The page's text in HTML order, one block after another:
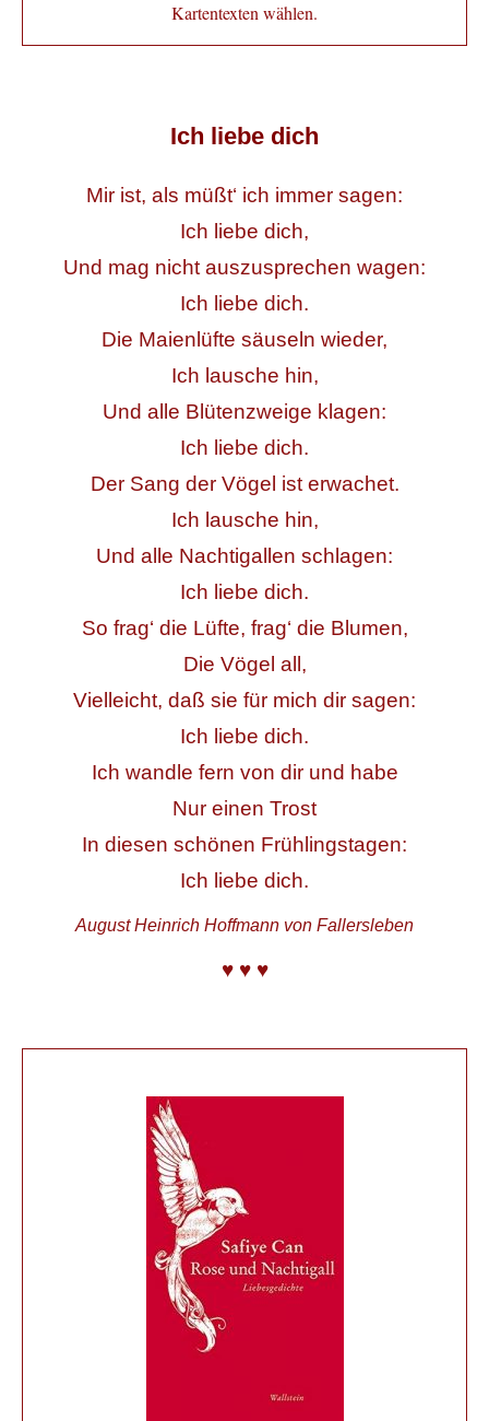
Kartentexten wählen.
Ich liebe dich
Mir ist, als müßt‘ ich immer sagen:
Ich liebe dich,
Und mag nicht auszusprechen wagen:
Ich liebe dich.
Die Maienlüfte säuseln wieder,
Ich lausche hin,
Und alle Blütenzweige klagen:
Ich liebe dich.
Der Sang der Vögel ist erwachet.
Ich lausche hin,
Und alle Nachtigallen schlagen:
Ich liebe dich.
So frag‘ die Lüfte, frag‘ die Blumen,
Die Vögel all,
Vielleicht, daß sie für mich dir sagen:
Ich liebe dich.
Ich wandle fern von dir und habe
Nur einen Trost
In diesen schönen Frühlingstagen:
Ich liebe dich.
August Heinrich Hoffmann von Fallersleben
♥ ♥ ♥